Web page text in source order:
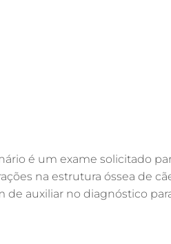
GUARULHOS
DERMATOLOGIA
GUARULHOS
é um exame solicitado
na estrutura óssea de
de auxiliar no diagnóstico